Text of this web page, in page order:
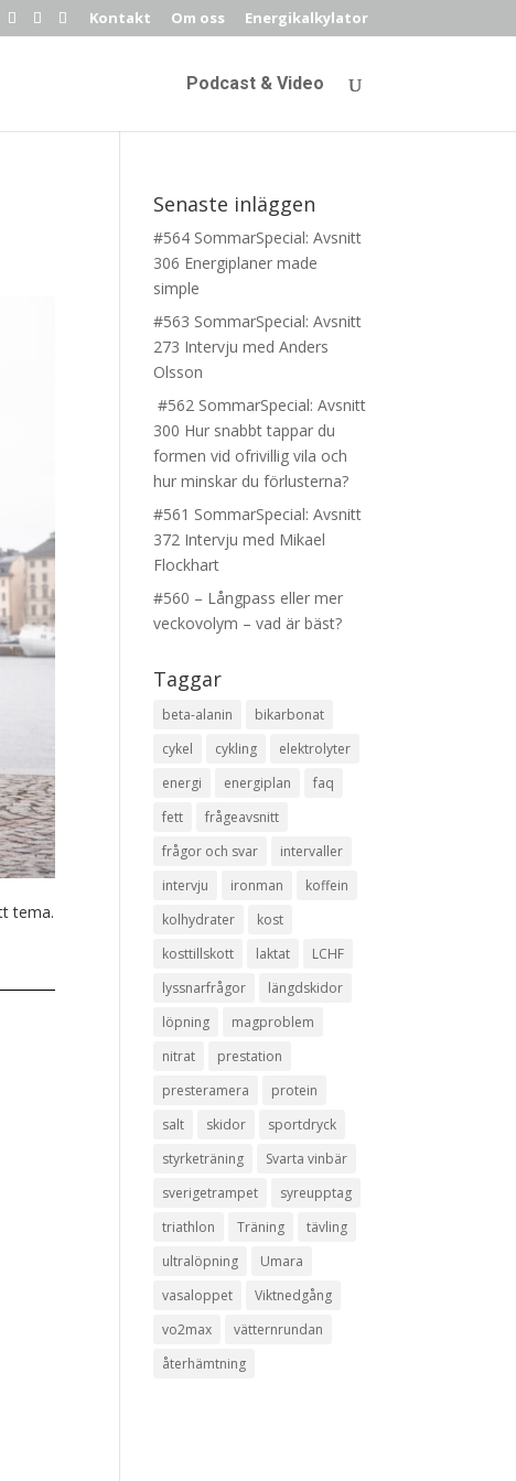
Kontakt Om oss Energikalkylator
Podcast & Video
tema.
Senaste inläggen
#564 SommarSpecial: Avsnitt
306 Energiplaner made
simple
#563 SommarSpecial: Avsnitt
273 Intervju med Anders
Olsson
#562 SommarSpecial: Avsnitt
300 Hur snabbt tappar du
formen vid ofrivillig vila och
hur minskar du förlusterna?
#561 SommarSpecial: Avsnitt
372 Intervju med Mikael
Flockhart
#560 – Långpass eller mer
veckovolym – vad är bäst?
Taggar
beta-alanin
bikarbonat
cykel
cykling
elektrolyter
energi
energiplan
faq
fett
frågeavsnitt
frågor och svar
intervaller
intervju
ironman
koffein
kolhydrater
kost
kosttillskott
laktat
LCHF
lyssnarfrågor
längdskidor
löpning
magproblem
nitrat
prestation
presteramera
protein
salt
skidor
sportdryck
styrketräning
Svarta vinbär
sverigetrampet
syreupptag
triathlon
Träning
tävling
ultralöpning
Umara
vasaloppet
Viktnedgång
vo2max
vätternrundan
återhämtning